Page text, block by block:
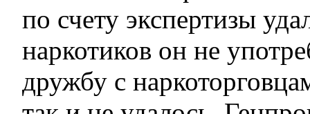
по счету экспертизы
наркотиков он не
дружбу с